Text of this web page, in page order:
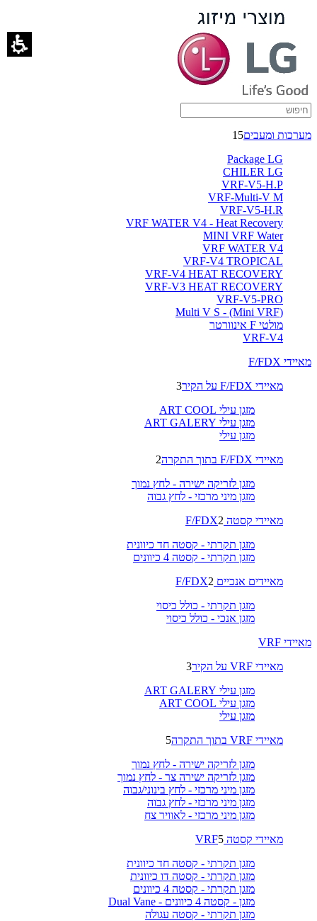
space
ברימאג
מערכות
מערכות ומעבים15
Package LG
CHILER LG
VRF-V5-H.P
VRF-Multi-V M
VRF-V5-H.R
VRF WATER V4 - Heat Recovery
MINI VRF Water
VRF WATER V4
VRF-V4 TROPICAL
VRF-V4 HEAT RECOVERY
VRF-V3 HEAT RECOVERY
VRF-V5-PRO
(Multi V S - (Mini VRF
מולטי F אינוורטר
VRF-V4
מאיידי F/FDX
מאיידי F/FDX על הקיר
3
מזגן עילי ART COOL
מזגן עילי ART GALERY
מזגן עילי
מאיידי F/FDX בתוך התקרה
2
מזגן לזריקה ישירה - לחץ נמוך
מזגן מיני מרכזי - לחץ גבוה
מאיידי קסטה F/FDX 2
מזגן תקרתי - קסטה חד כיוונית
מזגן תקרתי - קסטה 4 כיוונים
מאיידים אנכיים F/FDX 2
מזגן תקרתי - כולל כיסוי
מזגן אנכי - כולל כיסוי
מאיידי VRF
מאיידי VRF על הקיר
3
מזגן עילי ART GALERY
מזגן עילי ART COOL
מזגן עילי
מאיידי VRF בתוך התקרה
5
מזגן לזריקה ישירה - לחץ נמוך
מזגן לזריקה ישירה צר - לחץ נמוך
מזגן מיני מרכזי - לחץ בינוני/גבוה
מזגן מיני מרכזי - לחץ גבוה
מזגן מיני מרכזי - לאוויר צח
מאיידי קסטה VRF 5
מזגן תקרתי - קסטה חד כיוונית
מזגן תקרתי - קסטה דו כיוונית
מזגן תקרתי - קסטה 4 כיוונים
מזגן - קסטה 4 כיוונים - Dual Vane
מזגן תקרתי - קסטה עגולה